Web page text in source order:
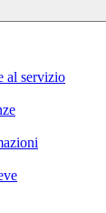
al servizio